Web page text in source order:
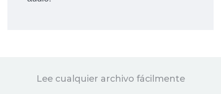
Lee cualquier archivo fácilmente